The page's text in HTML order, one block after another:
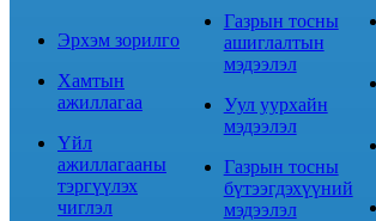
Эрхэм зорилго
Хамтын
ажиллагаа
Үйл
ажиллагааны
тэргүүлэх
чиглэл
Газрын тосны
ашиглалтын
мэдээлэл
Уул уурхайн
мэдээлэл
Газрын тосны
бүтээгдэхүүний
мэдээлэл